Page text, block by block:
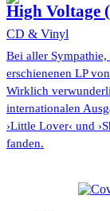
High Voltage
CD & Vinyl
Bei aller
erschienenen LP
Wirklich
internationalen
›Little Lover‹ und
fanden.